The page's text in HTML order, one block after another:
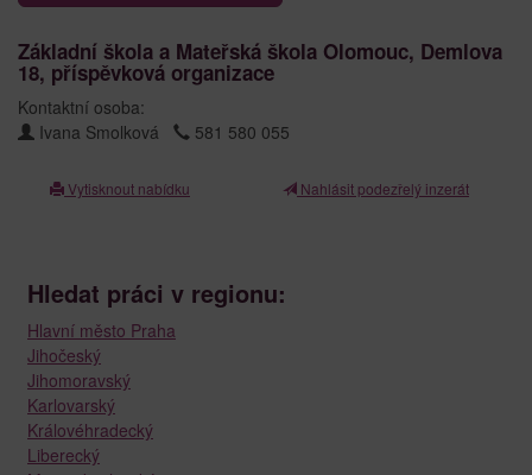
Základní škola a Mateřská škola Olomouc, Demlova
18, příspěvková organizace
Kontaktní osoba:
Ivana Smolková
581 580 055
Vytisknout nabídku Nahlásit podezřelý inzerát
Hledat práci v regionu:
Hlavní město Praha
Jihočeský
Jihomoravský
Karlovarský
Královéhradecký
Liberecký